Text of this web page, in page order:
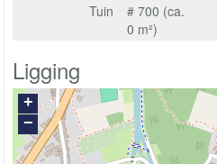
Tuin
# 700 (ca.
0 m²)
Ligging
+
−